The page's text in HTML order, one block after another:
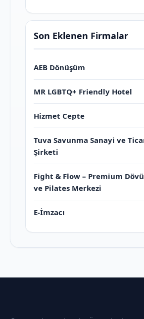
Son Eklenen Firmalar
AEB Dönüşüm
MR LGBTQ+ Friendly Hotel
Hizmet Cepte
Tuva Savunma Sanayi ve
Şirketi
Fight & Flow – Premium
ve Pilates Merkezi
E-İmzacı